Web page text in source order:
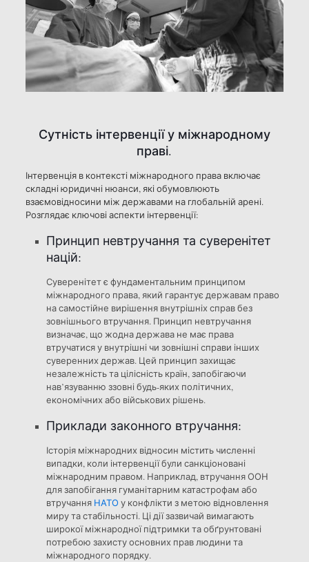
Сутність інтервенції у міжнародному
праві.
Інтервенція в контексті міжнародного права включає
складні юридичні нюанси, які обумовлюють
взаємовідносини між державами на глобальній арені.
Розглядає ключові аспекти інтервенції:
Принцип невтручання та суверенітет
націй:
Суверенітет є фундаментальним принципом
міжнародного права, який гарантує державам право
на самостійне вирішення внутрішніх справ без
зовнішнього втручання. Принцип невтручання
визначає, що жодна держава не має права
втручатися у внутрішні чи зовнішні справи інших
суверенних держав. Цей принцип захищає
незалежність та цілісність країн, запобігаючи
нав’язуванню ззовні будь-яких політичних,
економічних або військових рішень.
Приклади законного втручання:
Історія міжнародних відносин містить численні
випадки, коли інтервенції були санкціоновані
міжнародним правом. Наприклад, втручання ООН
для запобігання гуманітарним катастрофам або
втручання НАТО у конфлікти з метою відновлення
миру та стабільності. Ці дії зазвичай вимагають
широкої міжнародної підтримки та обґрунтовані
потребою захисту основних прав людини та
міжнародного порядку.